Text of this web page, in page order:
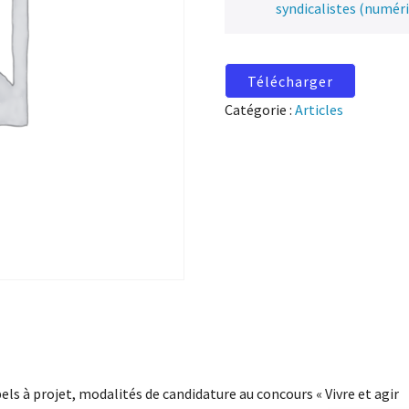
syndicalistes
Télécharger
Catégorie :Articles
à projet, modalités de candidature au concours « Vivre et agir